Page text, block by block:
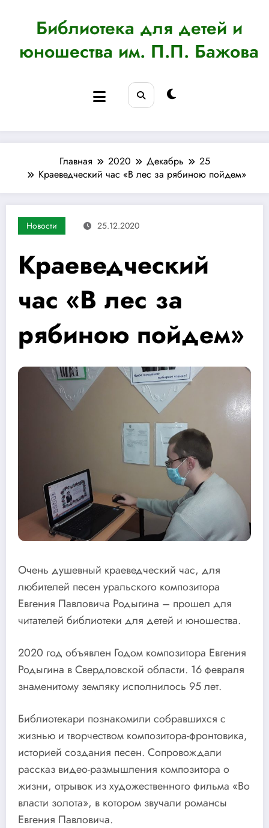
содержимомуБиблиотека для детей и
юношества им. П.П. Бажова
Главная 2020 Декабрь
25
Краеведческий час «В лес за рябиною пойдем»
Новости 25.12.2020
Краеведческий
час «В лес за
рябиною пойдем»
Очень душевный краеведческий час, для
любителей песен уральского композитора
Евгения Павловича Родыгина – прошел для
читателей библиотеки для детей и юношества.
2020 год объявлен Годом композитора Евгения
Родыгина в Свердловской области. 16 февраля
знаменитому земляку исполнилось 95 лет.
Библиотекари познакомили собравшихся с
жизнью и творчеством композитора-фронтовика,
историей создания песен. Сопровождали
рассказ видео-размышления композитора о
жизни, отрывок из художественного фильма «Во
власти золота», в котором звучали романсы
Евгения Павловича.